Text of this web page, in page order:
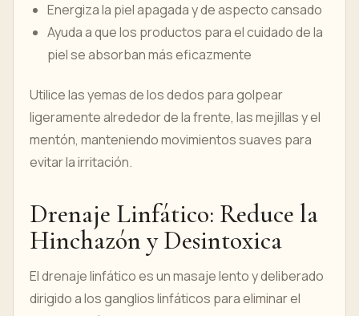
Energiza la piel apagada y de aspecto cansado
Ayuda a que los productos para el cuidado de la
piel se absorban más eficazmente
Utilice las yemas de los dedos para golpear
ligeramente alrededor de la frente, las mejillas y el
mentón, manteniendo movimientos suaves para
evitar la irritación.
Drenaje Linfático: Reduce la
Hinchazón y Desintoxica
El drenaje linfático es un masaje lento y deliberado
dirigido a los ganglios linfáticos para eliminar el